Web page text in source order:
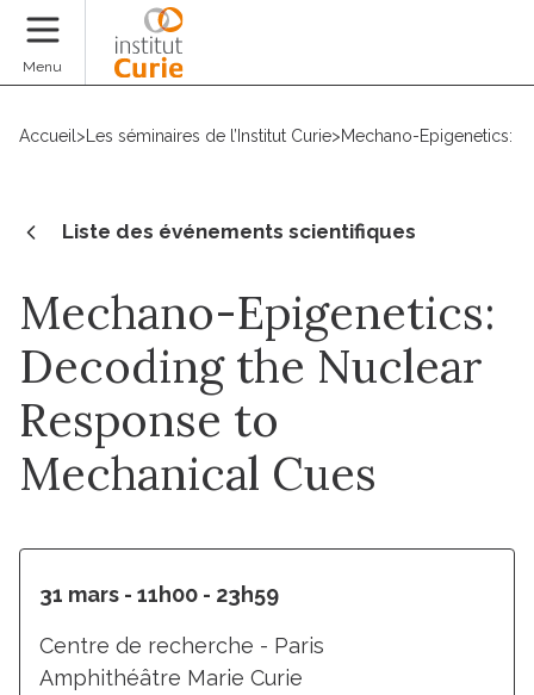
Menu
Accueil > Les séminaires de l’Institut Curie>Mechano-Epigenetics:
Liste des événements scientifiques
Mechano-Epigenetics:
Decoding the Nuclear
Response to
Mechanical Cues
31 mars - 11h00 - 23h59
Centre de recherche - Paris
Amphithéâtre Marie Curie